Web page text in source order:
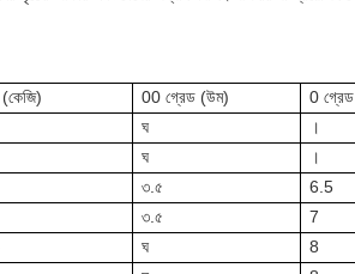
00 গ্রেড (উম)
0
ঘ
।
ঘ
।
৩.৫
6.5
৩.৫
7
ঘ
8